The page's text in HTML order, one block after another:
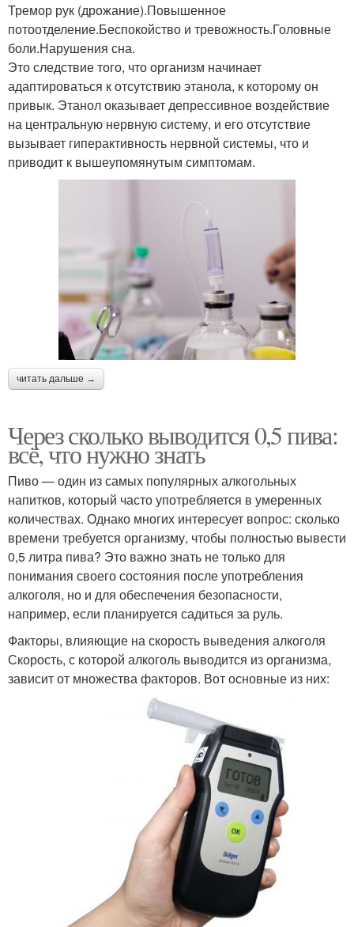
Тремор рук (дрожание).Повышенное
потоотделение.Беспокойство и тревожность.Головные
боли.Нарушения сна.
Это следствие того, что организм начинает
адаптироваться к отсутствию этанола, к которому он
привык. Этанол оказывает депрессивное воздействие
на центральную нервную систему, и его отсутствие
вызывает гиперактивность нервной системы, что и
приводит к вышеупомянутым симптомам.
читать дальше →
Через сколько выводится 0,5 пива:
всё, что нужно знать
Пиво — один из самых популярных алкогольных
напитков, который часто употребляется в умеренных
количествах. Однако многих интересует вопрос: сколько
времени требуется организму, чтобы полностью вывести
0,5 литра пива? Это важно знать не только для
понимания своего состояния после употребления
алкоголя, но и для обеспечения безопасности,
например, если планируется садиться за руль.
Факторы, влияющие на скорость выведения алкоголя
Скорость, с которой алкоголь выводится из организма,
зависит от множества факторов. Вот основные из них: